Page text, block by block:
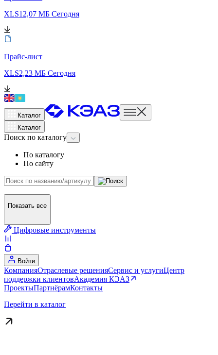
XLS12,07 МБ Сегодня
Прайс-лист
XLS2,23 МБ Сегодня
Каталог
Каталог
Поиск по каталогу
По каталогу
По сайту
Показать все
Цифровые инструменты
Войти
КомпанияОтраслевые решенияСервис и услугиЦентр
поддержки клиентовАкадемия КЭАЗ
ПроектыПартнёрамКонтакты
Перейти в каталог